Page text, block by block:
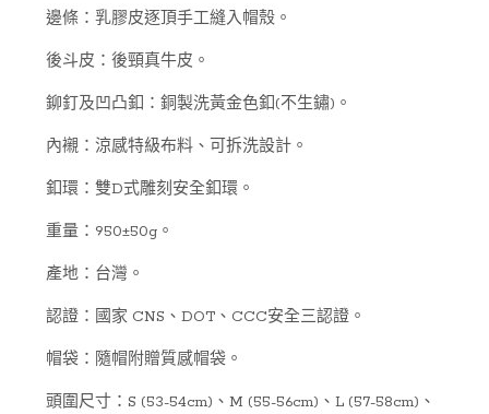
邊條：乳膠皮逐頂手工縫入帽殼。
後斗皮：後頸真牛皮。
鉚釘及凹凸釦：銅製洗黃金色釦(不生鏽)。
內襯：涼感特級布料、可拆洗設計。
釦環：雙D式雕刻安全釦環。
重量：950±50g。
產地：台灣。
認證：國家 CNS、DOT、CCC安全三認證。
帽袋：隨帽附贈質感帽袋。
頭圍尺寸：S (53-54cm)、M (55-56cm)、L (57-58cm)、